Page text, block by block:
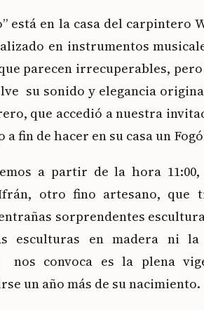
está en la casa del carpintero
en instrumentos
parecen irrecuperables,
su sonido y elegancia
que accedió a nuestra
fin de hacer en su casa un
a partir de la hora
otro fino artesano, que
sorprendentes
esculturas en madera ni la
nos convoca es la plena
un año más de su nacimiento.